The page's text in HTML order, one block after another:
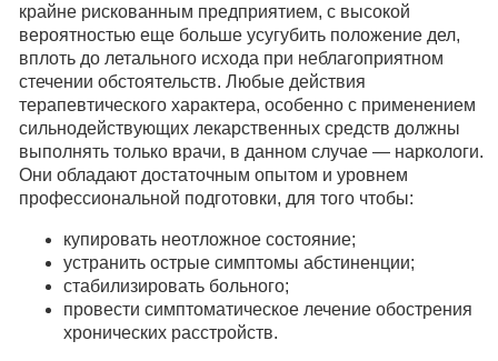
крайне рискованным предприятием, с высокой
вероятностью еще больше усугубить положение дел,
вплоть до летального исхода при неблагоприятном
стечении обстоятельств. Любые действия
терапевтического характера, особенно с применением
сильнодействующих лекарственных средств должны
выполнять только врачи, в данном случае — наркологи.
Они обладают достаточным опытом и уровнем
профессиональной подготовки, для того чтобы:
купировать неотложное состояние;
устранить острые симптомы абстиненции;
стабилизировать больного;
провести симптоматическое лечение обострения
хронических расстройств.